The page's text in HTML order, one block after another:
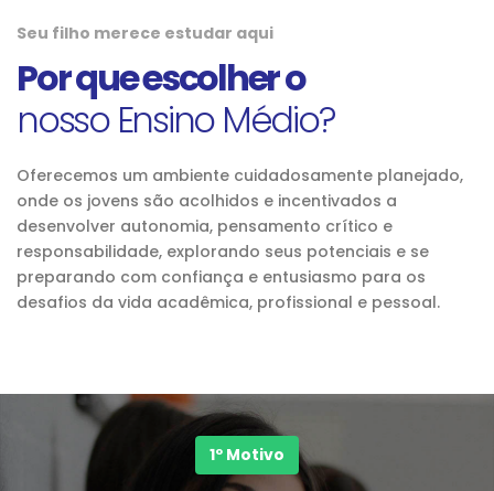
Seu filho merece estudar aqui
Por que escolher o
nosso Ensino Médio?
Oferecemos um ambiente cuidadosamente planejado,
onde os jovens são acolhidos e incentivados a
desenvolver autonomia, pensamento crítico e
responsabilidade, explorando seus potenciais e se
preparando com confiança e entusiasmo para os
desafios da vida acadêmica, profissional e pessoal.
1º Motivo